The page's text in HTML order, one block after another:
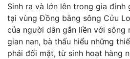
Sinh ra và lớn lên trong gia đình
tại vùng Đồng bằng sông Cửu
của người dân gắn liền với sông
gian nan, bà thấu hiểu những
phải đối mặt, từ sinh hoạt hàng